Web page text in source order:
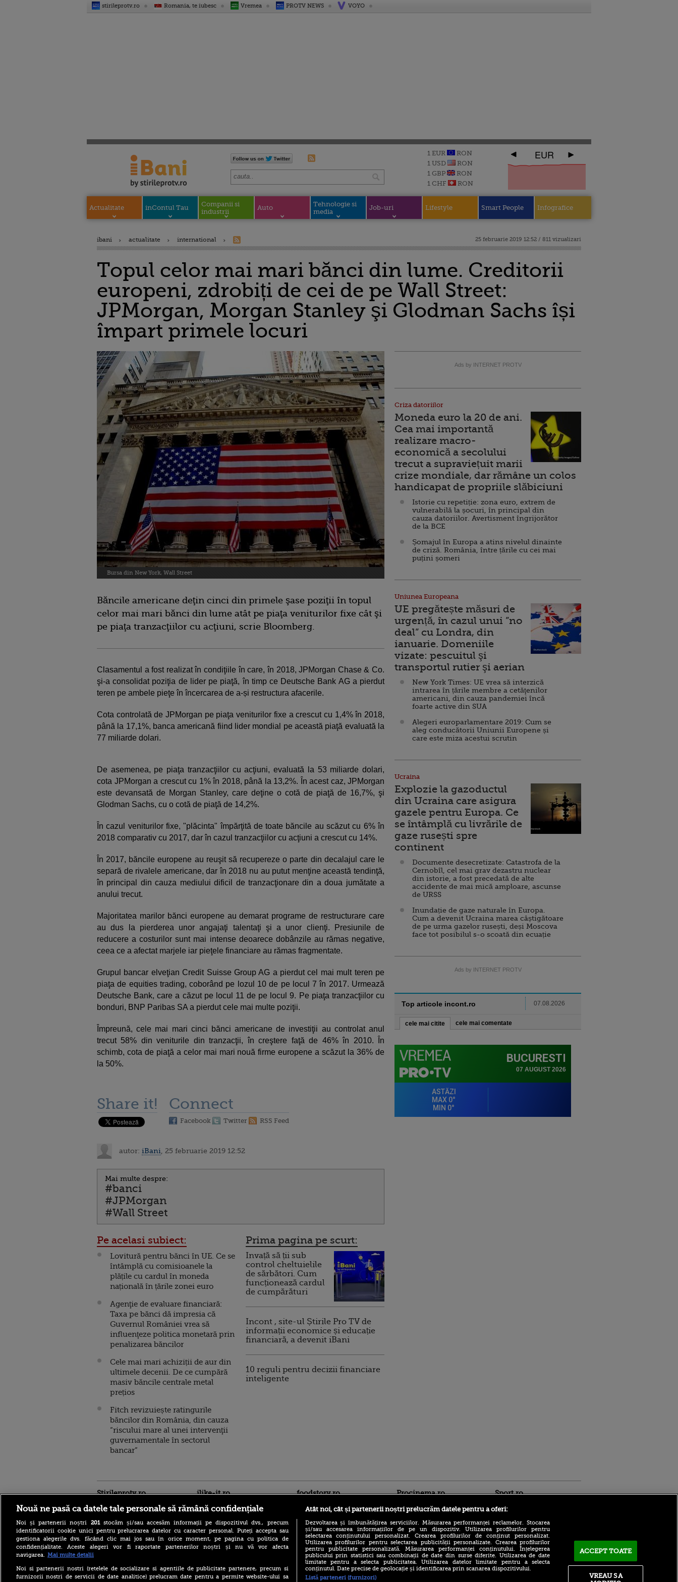
stirileprotv.ro Romania, te iubesc Vremea PROTV NEWS VOYO
1 EUR
RON
1 USD
RON
1 GBP
RON
1 CHF
RON
EUR
Actualitate inContul Tau
Companii si
industrii
Auto
Tehnologie si
media
Job-uri Lifestyle Smart People Infografice
ibani actualitate international 25 februarie 2019 12:52 / 811 vizualizari
Topul celor mai mari bănci din lume. Creditorii
europeni, zdrobiți de cei de pe Wall Street:
JPMorgan, Morgan Stanley şi Glodman Sachs își
împart primele locuri
Bursa din New York, Wall Street
Băncile americane deţin cinci din primele şase poziţii în topul
celor mai mari bănci din lume atât pe piaţa veniturilor fixe cât şi
pe piaţa tranzacţiilor cu acţiuni, scrie Bloomberg.
Clasamentul a fost realizat în condiţiile în care, în 2018, JPMorgan Chase & Co.
şi-a consolidat poziţia de lider pe piaţă, în timp ce Deutsche Bank AG a pierdut
teren pe ambele pieţe în încercarea de a-și restructura afacerile.
Cota controlată de JPMorgan pe piaţa veniturilor fixe a crescut cu 1,4% în 2018,
până la 17,1%, banca americană fiind lider mondial pe această piaţă evaluată la
77 miliarde dolari.
De asemenea, pe piaţa tranzacţiilor cu acţiuni, evaluată la 53 miliarde dolari,
cota JPMorgan a crescut cu 1% în 2018, până la 13,2%. În acest caz, JPMorgan
este devansată de Morgan Stanley, care deţine o cotă de piaţă de 16,7%, şi
Glodman Sachs, cu o cotă de piaţă de 14,2%.
În cazul veniturilor fixe, "plăcinta" împărţită de toate băncile au scăzut cu 6% în
2018 comparativ cu 2017, dar în cazul tranzacţiilor cu acţiuni a crescut cu 14%.
În 2017, băncile europene au reuşit să recupereze o parte din decalajul care le
separă de rivalele americane, dar în 2018 nu au putut menţine această tendinţă,
în principal din cauza mediului dificil de tranzacţionare din a doua jumătate a
anului trecut.
Majoritatea marilor bănci europene au demarat programe de restructurare care
au dus la pierderea unor angajaţi talentaţi şi a unor clienţi. Presiunile de
reducere a costurilor sunt mai intense deoarece dobânzile au rămas negative,
ceea ce a afectat marjele iar pieţele financiare au rămas fragmentate.
Grupul bancar elveţian Credit Suisse Group AG a pierdut cel mai mult teren pe
piaţa de equities trading, coborând pe lozul 10 de pe locul 7 în 2017. Urmează
Deutsche Bank, care a căzut pe locul 11 de pe locul 9. Pe piaţa tranzacţiilor cu
bonduri, BNP Paribas SA a pierdut cele mai multe poziţii.
Împreună, cele mai mari cinci bănci americane de investiţii au controlat anul
trecut 58% din veniturile din tranzacţii, în creştere faţă de 46% în 2010. În
schimb, cota de piaţă a celor mai mari nouă firme europene a scăzut la 36% de
la 50%.
Share it! Connect
Facebook Twitter RSS Feed
autor: iBani , 25 februarie 2019 12:52
Mai multe despre:
#banci
#JPMorgan
#Wall Street
Pe acelasi subiect:
Lovitură pentru bănci în UE. Ce se
întâmplă cu comisioanele la
plățile cu cardul în moneda
națională în țările zonei euro
Agenţie de evaluare financiară:
Taxa pe bănci dă impresia că
Guvernul României vrea să
influenţeze politica monetară prin
penalizarea băncilor
Cele mai mari achiziții de aur din
ultimele decenii. De ce cumpără
masiv băncile centrale metal
prețios
Fitch revizuiește ratingurile
băncilor din România, din cauza
“riscului mare al unei intervenţii
guvernamentale în sectorul
bancar”
Prima pagina pe scurt:
Invață să ții sub
control cheltuielile
de sărbători. Cum
funcționează cardul
de cumpărături
Incont , site-ul Știrile Pro TV de
informații economice și educație
financiară, a devenit iBani
10 reguli pentru decizii financiare
inteligente
Ads by INTERNET PROTV
Criza datoriilor
Moneda euro la 20 de ani.
Cea mai importantă
realizare macro-
economică a secolului
trecut a supraviețuit marii
crize mondiale, dar rămâne un colos
handicapat de propriile slăbiciuni
Istorie cu repetiție: zona euro, extrem de
vulnerabilă la șocuri, în principal din
cauza datoriilor. Avertisment îngrijorător
de la BCE
Șomajul în Europa a atins nivelul dinainte
de criză. România, între țările cu cei mai
puțini șomeri
Uniunea Europeana
UE pregătește măsuri de
urgență, în cazul unui ”no
deal” cu Londra, din
ianuarie. Domeniile
vizate: pescuitul şi
transportul rutier şi aerian
New York Times: UE vrea să interzică
intrarea în țările membre a cetăţenilor
americani, din cauza pandemiei încă
foarte active din SUA
Alegeri europarlamentare 2019: Cum se
aleg conducătorii Uniunii Europene și
care este miza acestui scrutin
Ucraina
Explozie la gazoductul
din Ucraina care asigura
gazele pentru Europa. Ce
se întâmplă cu livrările de
gaze rusești spre
continent
Documente desecretizate: Catastrofa de la
Cernobîl, cel mai grav dezastru nuclear
din istorie, a fost precedată de alte
accidente de mai mică amploare, ascunse
de URSS
Inundație de gaze naturale în Europa.
Cum a devenit Ucraina marea câștigătoare
de pe urma gazelor rusești, deși Moscova
face tot posibilul s-o scoată din ecuație
Ads by INTERNET PROTV
Top articole incont.ro 07.08.2026
cele mai citite cele mai comentate
Stirileprotv.ro
lângă Piramida Roșie: Un
sistem hidraulic de 4.500
ilike-it.ro foodstory.ro
(P) Descoperă Lumea
Evenimentelor din România
cu Transilvania Events!
Procinema.ro
Emoții intense pentru
Sport.ro
Alex Dobre și-a decis
Nouă ne pasă ca datele tale personale să rămână confidențiale
Noi și partenerii noștri 201stocăm și/sau accesăm informații pe dispozitivul dvs., precum
identificatorii cookie unici pentru prelucrarea datelor cu caracter personal. Puteți accepta sau
gestiona alegerile dvs. făcând clic mai jos sau în orice moment, pe pagina cu politica de
confidențialitate. Aceste alegeri vor fi raportate partenerilor noștri și nu vă vor afecta
navigarea. Mai multe detalii
Noi si partenerii nostri (retelele de socializare si agentiile de publicitate partenere, precum si
furnizorii nostri de servicii de date analitice) prelucram date pentru a permite website-ului sa
Atât noi, cât și partenerii noștri prelucrăm datele pentru a oferi:
Dezvoltarea și îmbunătățirea serviciilor. Măsurarea performanței reclamelor. Stocarea
și/sau accesarea informațiilor de pe un dispozitiv. Utilizarea profilurilor pentru
selectarea conținutului personalizat. Crearea profilurilor de conținut personalizat.
Utilizarea profilurilor pentru selectarea publicității personalizate. Crearea profilurilor
pentru publicitate personalizată. Măsurarea performanței conținutului. Înțelegerea
publicului prin statistici sau combinații de date din surse diferite. Utilizarea de date
limitate pentru a selecta publicitatea. Utilizarea datelor limitate pentru a selecta
conținutul. Date precise de geolocație și identificarea prin scanarea dispozitivului.
Listă parteneri (furnizori)
ACCEPT TOATE
VREAU SA